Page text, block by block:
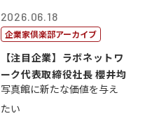
2026.06.18
企業家倶楽部アーカイブ
【注目企業】ラボネットワ
ーク代表取締役社長 櫻井均
写真館に新たな価値を与え
たい